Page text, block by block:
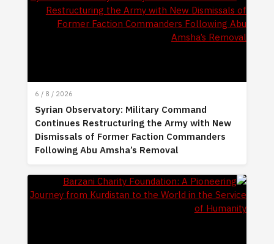
6 / 8 / 2026
Syrian Observatory: Military Command
Continues Restructuring the Army with New
Dismissals of Former Faction Commanders
Following Abu Amsha’s Removal